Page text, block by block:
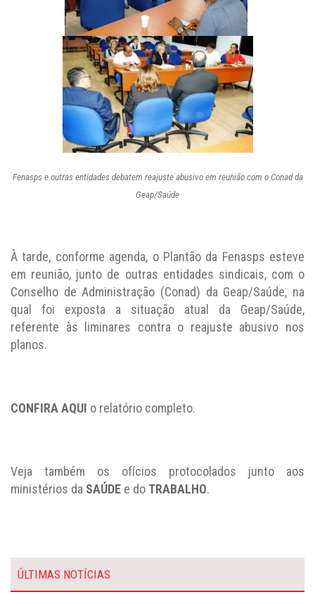
Fenasps e outras entidades debatem reajuste abusivo em reunião com o Conad da
Geap/Saúde
À tarde, conforme agenda, o Plantão da Fenasps esteve
em reunião, junto de outras entidades sindicais, com o
Conselho de Administração (Conad) da Geap/Saúde, na
qual foi exposta a situação atual da Geap/Saúde,
referente às liminares contra o reajuste abusivo nos
planos.
CONFIRA AQUI o relatório completo.
Veja também os ofícios protocolados junto aos
ministérios da SAÚDE e do TRABALHO.
ÚLTIMAS NOTÍCIAS